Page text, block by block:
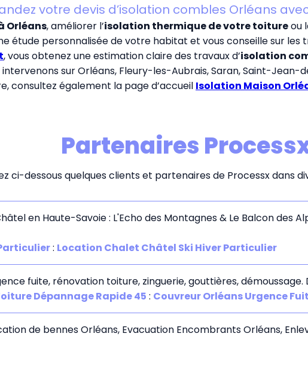
votre devis d’isolation combles Orléans avec
Orléans, améliorer l’isolation thermique de votre toitureou
étude personnalisée de votre habitat et vous conseille sur
, vous obtenez une estimation claire des travaux d’isolation
intervenons sur Orléans, Fleury-les-Aubrais, Saran, Saint-Jean-
consultez également la page d’accueil Isolation Maison
Partenaires
ci-dessous quelques clients et partenaires de Processx dans
en Haute-Savoie : L'Echo des Montagnes & Le Balcon des
: Location Chalet Châtel Ski Hiver Particulier
fuite, rénovation toiture, zinguerie, gouttières, démoussage.
Dépannage Rapide 45 : Couvreur Orléans Urgence
de bennes Orléans, Evacuation Encombrants Orléans,